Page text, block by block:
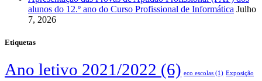
alunos do 12.º ano do Curso Profissional de Informática Julho
7, 2026
Etiquetas
Ano letivo 2021/2022 (6) eco escolas (1) Exposição